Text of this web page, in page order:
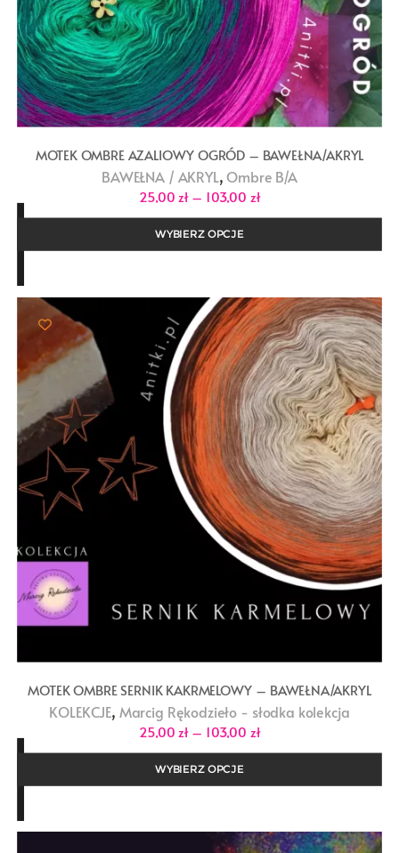
MOTEK OMBRE AZALIOWY OGRÓD – BAWEŁNA/AKRYL
BAWEŁNA / AKRYL, Ombre B/A
25,00zł – 103,00 złZakres
od
do
WYBIERZ OPCJE
MOTEK OMBRE SERNIK KAKRMELOWY – BAWEŁNA/AKRYL
KOLEKCJE, Marcig Rękodzieło - słodka kolekcja
25,00 zł – 103,00 złZakres
cen:
od
do
WYBIERZ OPCJE